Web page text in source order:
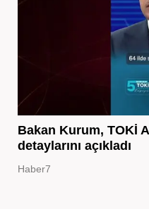
Bakan Kurum, TOKİ
detaylarını açıkladı
Haber7